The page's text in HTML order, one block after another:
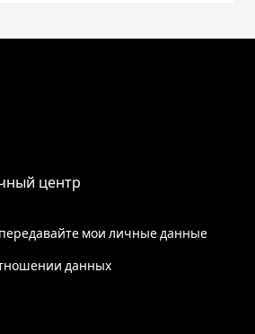
центр
мои личные данные
данных